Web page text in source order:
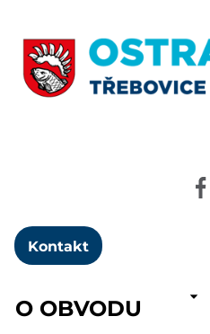
Kontakt
O OBVODU